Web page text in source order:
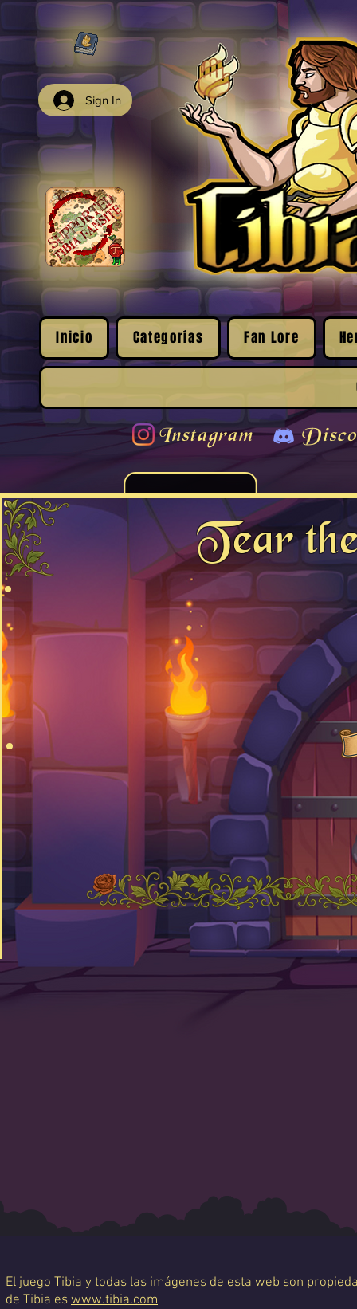
Sign In
Inicio Categorías Fan Lore
Instagram
Tear
El juego Tibia y todas las imágenes de esta web son
de Tibia es www.tibia.com